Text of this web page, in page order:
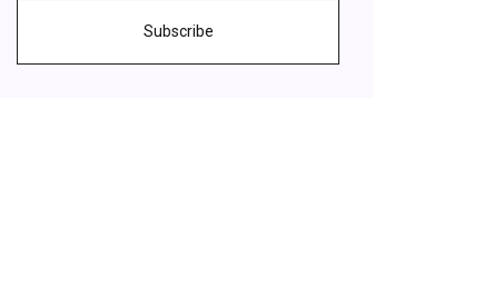
Subscribe